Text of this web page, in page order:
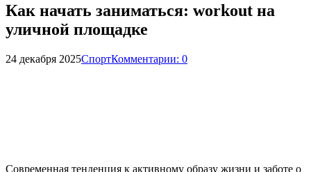
Как начать заниматься: workout на
уличной площадке
24 декабря 2025СпортКомментарии: 0
Современная тенденция к активному образу жизни и заботе о